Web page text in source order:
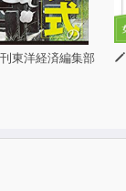
東洋経済編集部